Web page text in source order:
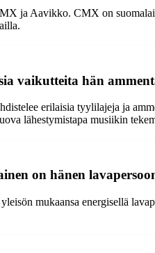
ja Aavikko. CMX on
vaikutteita hän
erilaisia tyylilajeja ja
lähestymistapa musiikin
on hänen
mukaansa energisellä